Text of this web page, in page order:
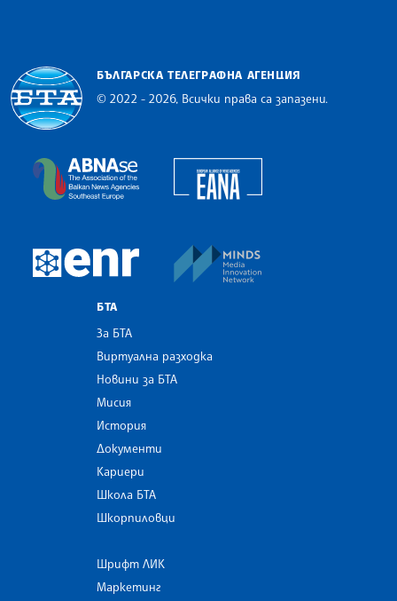
БЪЛГАРСКА ТЕЛЕГРАФНА АГЕНЦИЯ
© 2022 - 2026, Всички права са запазени.
The Assocoation of the Balkan News Agencies
European Newsroom
БТА
За БТА
Виртуална разходка
Новини за БТА
Мисия
История
Документи
Кариери
Школа БТА
Шкорпиловци
Шрифт ЛИК
Маркетинг